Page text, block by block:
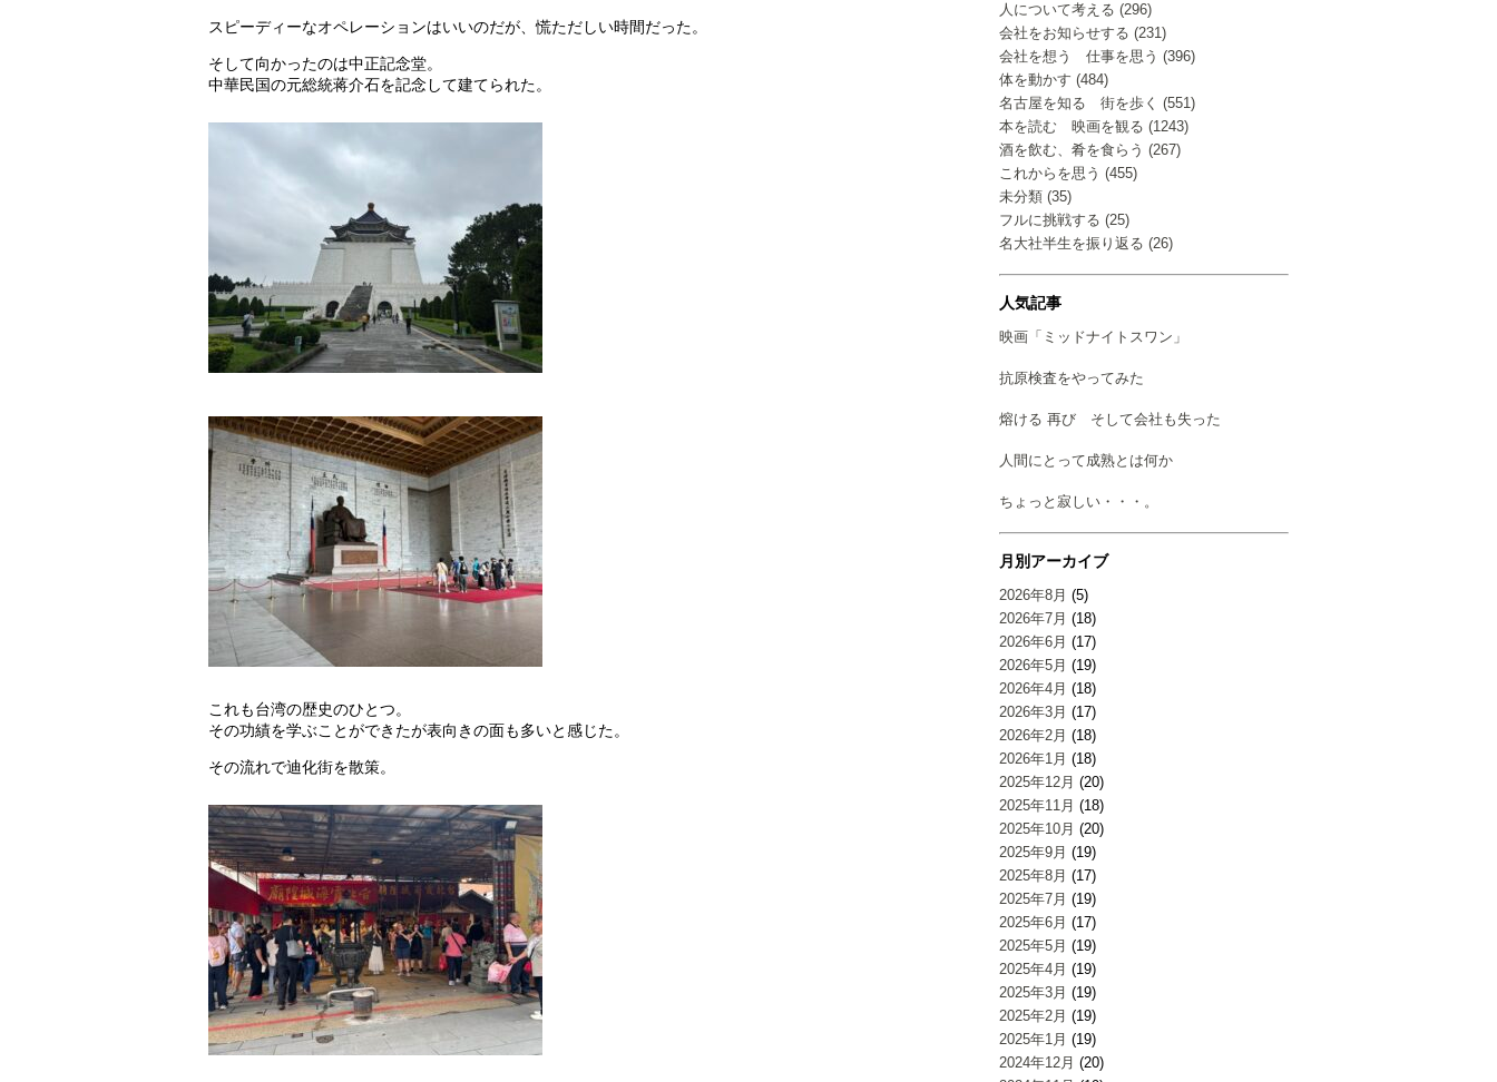
人について考える (296)
会社をお知らせする (231)
会社を想う 仕事を思う (396)
体を動かす (484)
名古屋を知る 街を歩く (551)
本を読む 映画を観る (1243)
酒を飲む、肴を食らう (267)
これからを思う (455)
未分類 (35)
フルに挑戦する (25)
名大社半生を振り返る (26)
人気記事
映画「ミッドナイトスワン」
抗原検査をやってみた
熔ける 再び そして会社も失った
人間にとって成熟とは何か
ちょっと寂しい・・・。
月別アーカイブ
2026年8月 (5)
2026年7月 (18)
2026年6月 (17)
2026年5月 (19)
2026年4月 (18)
2026年3月 (17)
2026年2月 (18)
2026年1月 (18)
2025年12月 (20)
2025年11月 (18)
2025年10月 (20)
2025年9月 (19)
2025年8月 (17)
2025年7月 (19)
2025年6月 (17)
2025年5月 (19)
2025年4月 (19)
2025年3月 (19)
2025年2月 (19)
2025年1月 (19)
2024年12月 (20)
スピーディーなオペレーションはいいのだが、慌ただしい時間だった。
そして向かったのは中正記念堂。
中華民国の元総統蒋介石を記念して建てられた。
これも台湾の歴史のひとつ。
その功績を学ぶことができたが表向きの面も多いと感じた。
その流れで迪化街を散策。